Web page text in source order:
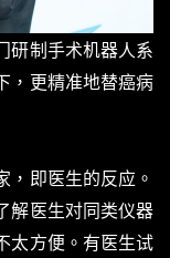
研制手术机器人系
，更精准地替癌病
，即医生的反应。
解医生对同类仪器
太方便。有医生试